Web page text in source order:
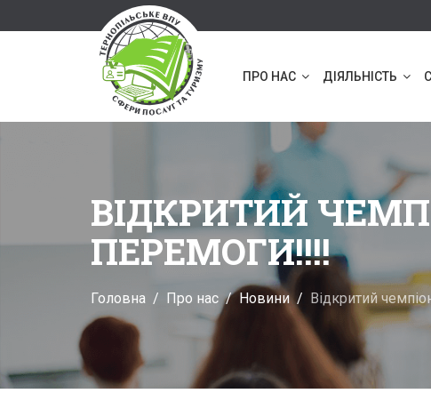
ПРО НАС ДІЯЛЬНІСТЬ
ВІДКРИТИЙ
ПЕРЕМОГИ!!!!
Головна Про нас Новини Відкритий